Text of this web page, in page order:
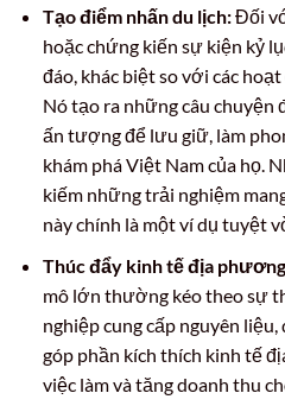
Tạo điểm nhấn du lịch:Đối
hoặc chứng kiến sự kiện kỷ
đáo, khác biệt so với các
Nó tạo ra những câu chuyện
ấn tượng để lưu giữ, làm
khám phá Việt Nam của họ.
kiếm những trải nghiệm
này chính là một ví dụ tuyệt
Thúc đẩy kinh tế địa
mô lớn thường kéo theo sự
nghiệp cung cấp nguyên
góp phần kích thích kinh tế
việc làm và tăng doanh thu